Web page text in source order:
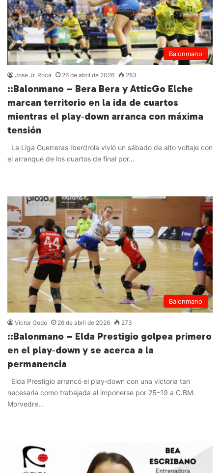
Balonmano
Jose Jr. Roca 26 de abril de 2026 283
::Balonmano – Bera Bera y AtticGo Elche
marcan territorio en la ida de cuartos
mientras el play‑down arranca con máxima
tensión
La Liga Guerreras Iberdrola vivió un sábado de alto voltaje con
el arranque de los cuartos de final por…
Balonmano
Víctor Godo 26 de abril de 2026 273
::Balonmano – Elda Prestigio golpea primero
en el play‑down y se acerca a la
permanencia
Elda Prestigio arrancó el play‑down con una victoria tan
necesaria como trabajada al imponerse por 25–19 a C.BM.
Morvedre…